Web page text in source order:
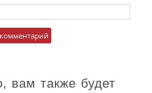
вам также будет